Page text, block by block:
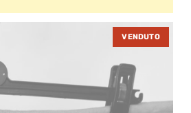
VENDUTO